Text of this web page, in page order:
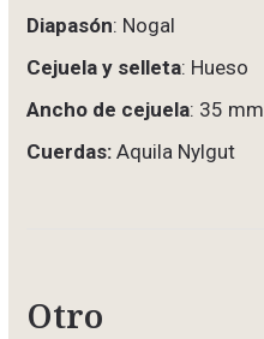
Diapasón: Nogal
Cejuela y selleta: Hueso
Ancho de cejuela: 35 mm
Cuerdas: Aquila Nylgut
Otro